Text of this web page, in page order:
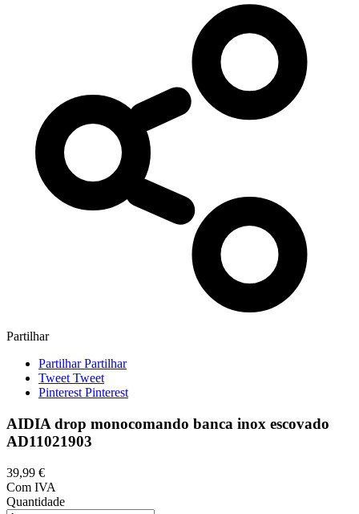
Partilhar
PartilharPartilhar
Tweet Tweet
Pinterest Pinterest
AIDIA drop monocomando banca inox escovado
AD11021903
39,99 €
Com IVA
Quantidade